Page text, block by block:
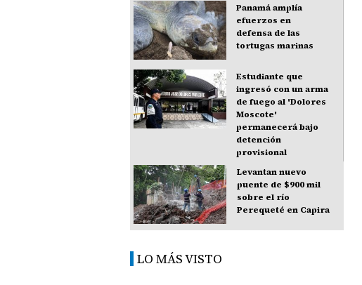
Panamá amplía
efuerzos en
defensa de las
tortugas marinas
Estudiante que
ingresó con un arma
de fuego al 'Dolores
Moscote'
permanecerá bajo
detención
provisional
Levantan nuevo
puente de $900 mil
sobre el río
Perequeté en Capira
LO MÁS VISTO